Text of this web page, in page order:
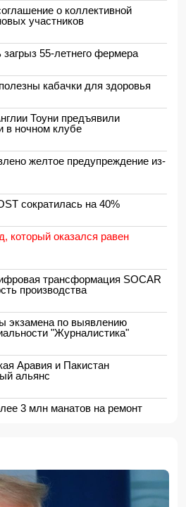
о коллективной
участников
55-летнего фермера
кабачки для здоровья
Тоуни предъявили
в ночном клубе
желтое предупреждение из-
сократилась на 40%
который оказался равен
трансформация SOCAR
производства
экзамена по выявлению
"Журналистика"
Аравия и Пакистан
альянс
3 млн манатов на ремонт
Совета по медиа и вещанию
здании в Баку потушен